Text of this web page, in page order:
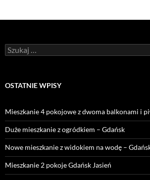
Szukaj:
OSTATNIE WPISY
Mieszkanie 4 pokojowe z dwoma balkonami i
Duże mieszkanie z ogródkiem – Gdańsk
Nowe mieszkanie z widokiem na wodę –
Mieszkanie 2 pokoje Gdańsk Jasień